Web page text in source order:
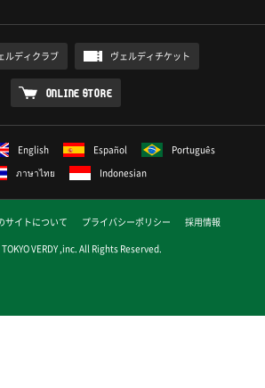
ルディクラブ ヴェルディチケット
ONLINE STORE
English Español
Português
ภาษาไทย
Indonesian
サイトについて プライバシーポリシー
採用情報
VERDY ,inc. All Rights Reserved.